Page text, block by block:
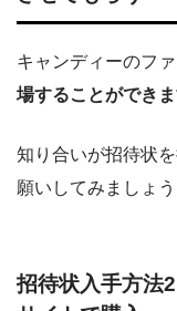
キャンディーのフ
場することができ
知り合いが招待状
願いしてみましょう
招待状入手方法